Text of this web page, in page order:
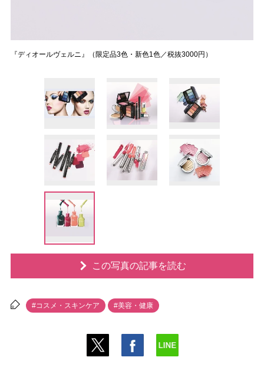
『ディオールヴェルニ』（限定品3色・新色1色／税抜3000円）
この写真の記事を読む
#コスメ・スキンケア #美容・健康